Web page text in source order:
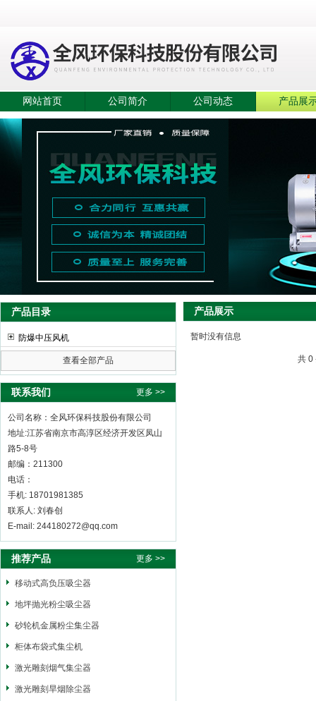
网站首页 公司简介 公司动态 产品展
产品目录
防爆中压风机
查看全部产品
联系我们 更多 >>
公司名称：全风环保科技股份有限公司
地址:江苏省南京市高淳区经济开发区凤山
路5-8号
邮编：211300
电话：
手机: 18701981385
联系人: 刘春创
E-mail: 244180272@qq.com
推荐产品 更多 >>
移动式高负压吸尘器
地坪抛光粉尘吸尘器
砂轮机金属粉尘集尘器
柜体布袋式集尘机
激光雕刻烟气集尘器
激光雕刻旱烟除尘器
产品展示
暂时没有信息
共 0